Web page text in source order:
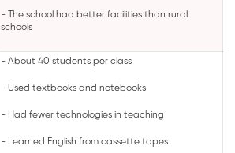
- The school had better facilities than rural
schools
- About 40 students per class
- Used textbooks and notebooks
- Had fewer technologies in teaching
- Learned English from cassette tapes